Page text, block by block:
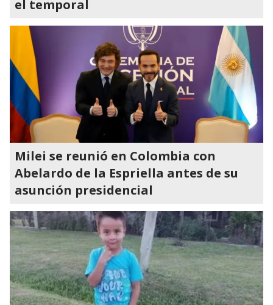
el temporal
Milei se reunió en Colombia con
Abelardo de la Espriella antes de su
asunción presidencial